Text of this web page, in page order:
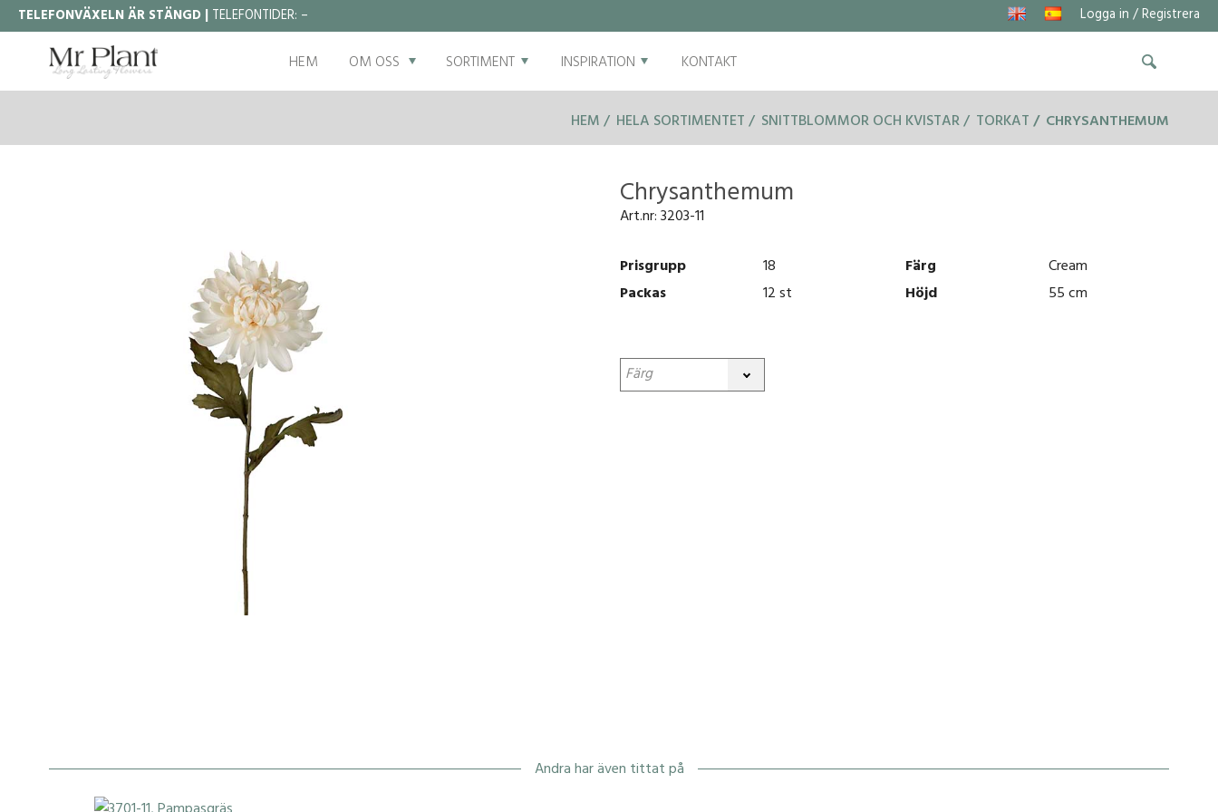
TELEFONVÄXELN ÄR STÄNGD |TELEFONTIDER: – Logga in / Registrera
HEM OM OSS SORTIMENT INSPIRATION KONTAKT
HEM HELA SORTIMENTET SNITTBLOMMOR OCH KVISTAR TORKAT CHRYSANTHEMUM
Chrysanthemum
Art.nr:3203-11
Prisgrupp
18 Färg
Cream
Packas
12 st Höjd 55 cm
Andra har även tittat på